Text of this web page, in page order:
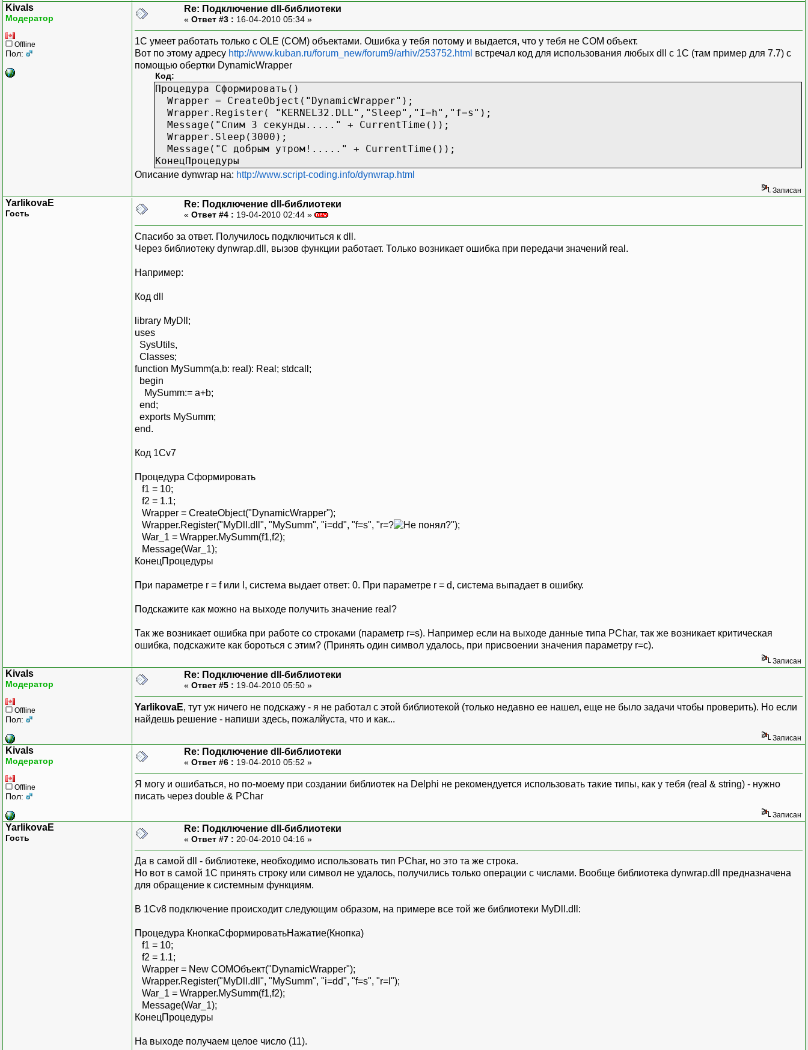
Kivals
Модератор
Offline
Пол:
Re: Подключение dll-библиотеки
« Ответ #3 : 16-04-2010 05:34 »
1С умеет работать только с OLE (COM) объектами. Ошибка у тебя потому и выдается, что у тебя не COM объект.
Вот по этому адресу http://www.kuban.ru/forum_new/forum9/arhiv/253752.html встречал код для использования любых dll с 1С (там пример для 7.7) с
помощью обертки DynamicWrapper
Код:
Процедура Сформировать()
Wrapper = CreateObject("DynamicWrapper");
Wrapper.Register( "KERNEL32.DLL","Sleep","I=h","f=s");
Message("Спим 3 секунды....." + CurrentTime());
Wrapper.Sleep(3000);
Message("С добрым утром!....." + CurrentTime());
КонецПроцедуры
Описание dynwrap на: http://www.script-coding.info/dynwrap.html
Записан
YarlikovaE
Гость
Re: Подключение dll-библиотеки
« Ответ #4 : 19-04-2010 02:44 »
Спасибо за ответ. Получилось подключиться к dll.
Через библиотеку dynwrap.dll, вызов функции работает. Только возникает ошибка при передачи значений real.
Например:
Код dll
library MyDll;
uses
SysUtils,
Classes;
function MySumm(a,b: real): Real; stdcall;
begin
MySumm:= a+b;
end;
exports MySumm;
end.
Код 1Сv7
Процедура Сформировать
f1 = 10;
f2 = 1.1;
Wrapper = CreateObject("DynamicWrapper");
Wrapper.Register("MyDll.dll", "MySumm", "i=dd", "f=s", "r=?
?");
War_1 = Wrapper.MySumm(f1,f2);
Message(War_1);
КонецПроцедуры
При параметре r = f или l, система выдает ответ: 0. При параметре r = d, система выпадает в ошибку.
Подскажите как можно на выходе получить значение real?
Так же возникает ошибка при работе со строками (параметр r=s). Например если на выходе данные типа PChar, так же возникает критическая
ошибка, подскажите как бороться с этим? (Принять один символ удалось, при присвоении значения параметру r=c).
Записан
Kivals
Модератор
Offline
Пол:
Re: Подключение dll-библиотеки
« Ответ #5 : 19-04-2010 05:50 »
YarlikovaE, тут уж ничего не подскажу - я не работал с этой библиотекой (только недавно ее нашел, еще не было задачи чтобы проверить). Но если
найдешь решение - напиши здесь, пожалйуста, что и как...
Записан
Kivals
Модератор
Offline
Пол:
Re: Подключение dll-библиотеки
« Ответ #6 : 19-04-2010 05:52 »
Я могу и ошибаться, но по-моему при создании библиотек на Delphi не рекомендуется использовать такие типы, как у тебя (real & string) - нужно
писать через double & PChar
Записан
YarlikovaE
Гость
Re: Подключение dll-библиотеки
« Ответ #7 : 20-04-2010 04:16 »
Да в самой dll - библиотеке, необходимо использовать тип PChar, но это та же строка.
Но вот в самой 1С принять строку или символ не удалось, получились только операции с числами. Вообще библиотека dynwrap.dll предназначена
для обращение к системным функциям.
В 1Сv8 подключение происходит следующим образом, на примере все той же библиотеки MyDll.dll:
Процедура КнопкаСформироватьНажатие(Кнопка)
f1 = 10;
f2 = 1.1;
Wrapper = New COMОбъект("DynamicWrapper");
Wrapper.Register("MyDll.dll", "MySumm", "i=dd", "f=s", "r=l");
War_1 = Wrapper.MySumm(f1,f2);
Message(War_1);
КонецПроцедуры
На выходе получаем целое число (11).